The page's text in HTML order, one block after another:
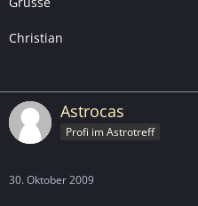
Christian
Astrocas
Profi im Astrotreff
30. Oktober 2009